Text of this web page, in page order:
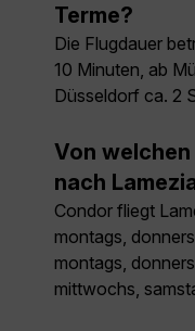
Terme?
Die Flugdauer
10 Minuten, ab
Düsseldorf ca. 2
Von
nach
Condor fliegt
montags,
montags,
mittwochs,